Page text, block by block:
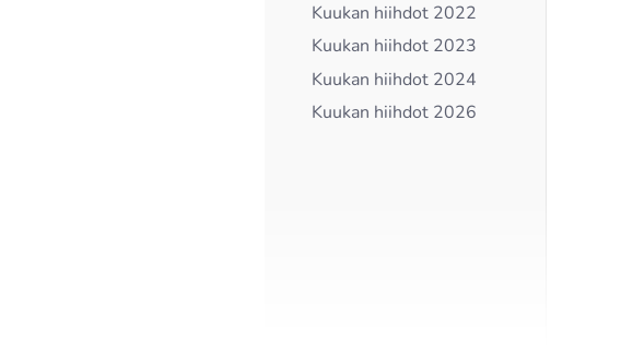
Kuukan hiihdot 2022
Kuukan hiihdot 2023
Kuukan hiihdot 2024
Kuukan hiihdot 2026